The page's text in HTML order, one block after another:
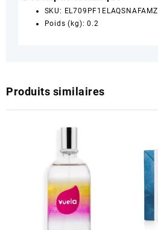
SKU: EL709PF1ELAQSNAFAMZ
Poids (kg): 0.2
Produits similaires